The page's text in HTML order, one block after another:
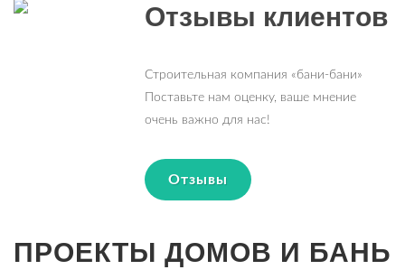
Отзывы клиентов
Строительная компания «бани-бани»
Поставьте нам оценку, ваше мнение
очень важно для нас!
Отзывы
ПРОЕКТЫ ДОМОВ И БАНЬ